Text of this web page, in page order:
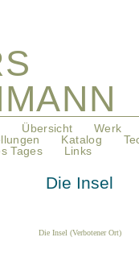
Übersicht Werk
Katalog
Tages
Links
Die Insel
Die Insel (Verbotener Ort)